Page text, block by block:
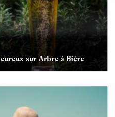
sur Arbre à Bière